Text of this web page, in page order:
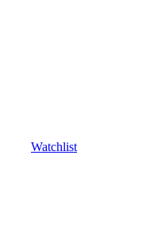
Watchlist